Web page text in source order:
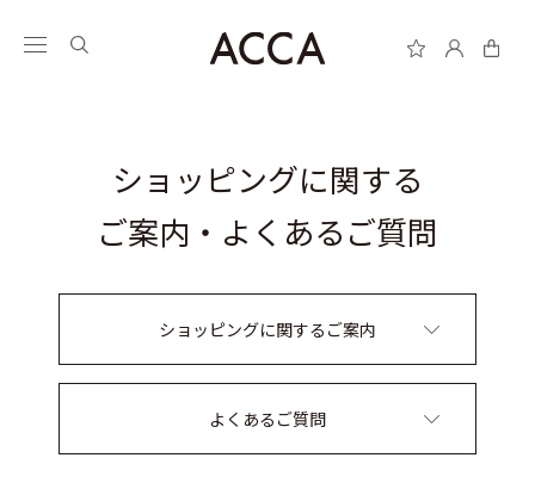
ショッピングに関する
ご案内・よくあるご質問
ショッピングに関するご案内
よくあるご質問